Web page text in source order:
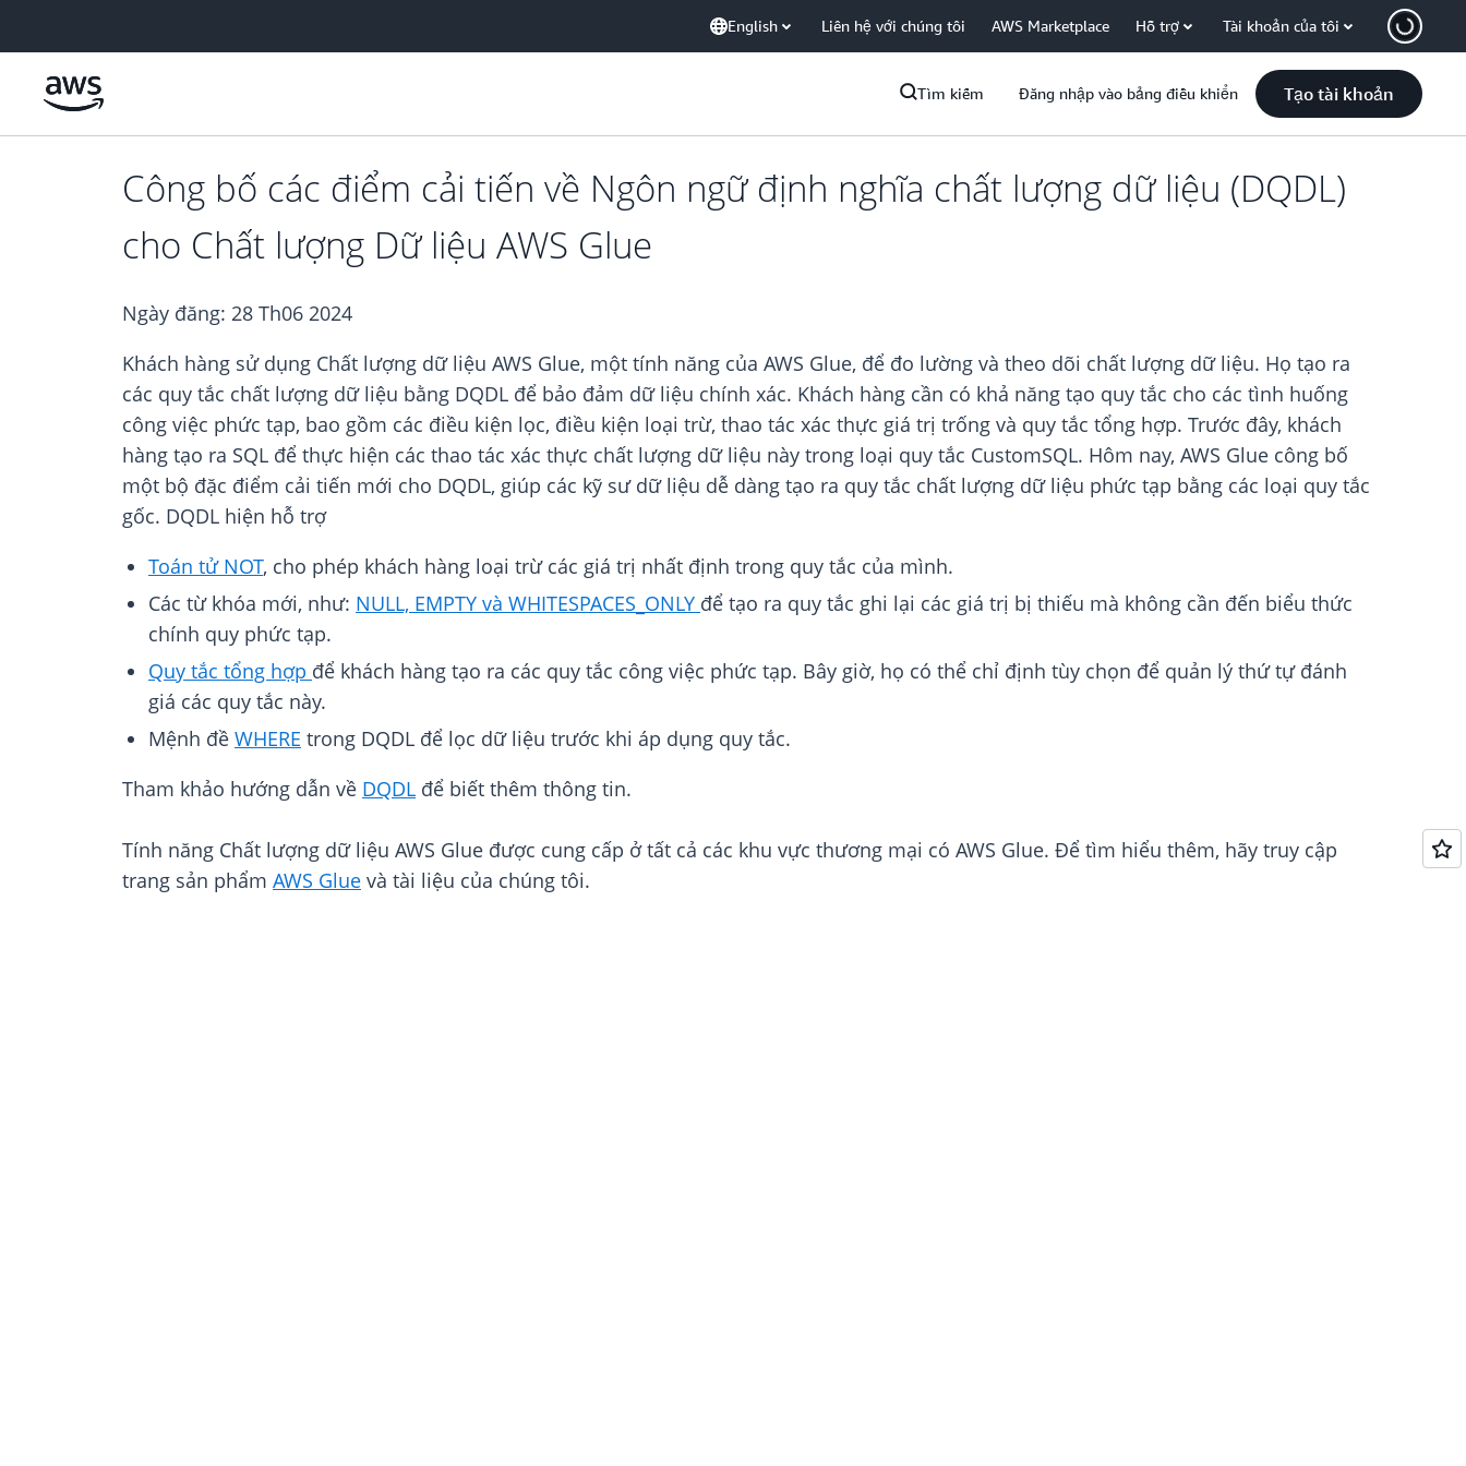
English Liên hệ với chúng tôi AWS Marketplace Hỗ trợ Tài khoản của tôi
Tìm kiếm Đăng nhập vào bảng điều khiển Tạo tài khoản
Công bố các điểm cải tiến về Ngôn ngữ định nghĩa chất lượng dữ liệu (DQDL)
cho Chất lượng Dữ liệu AWS Glue
Ngày đăng: 28 Th06 2024
Khách hàng sử dụng Chất lượng dữ liệu AWS Glue, một tính năng của AWS Glue, để đo lường và theo dõi chất lượng dữ liệu. Họ tạo ra
các quy tắc chất lượng dữ liệu bằng DQDL để bảo đảm dữ liệu chính xác. Khách hàng cần có khả năng tạo quy tắc cho các tình huống
công việc phức tạp, bao gồm các điều kiện lọc, điều kiện loại trừ, thao tác xác thực giá trị trống và quy tắc tổng hợp. Trước đây, khách
hàng tạo ra SQL để thực hiện các thao tác xác thực chất lượng dữ liệu này trong loại quy tắc CustomSQL. Hôm nay, AWS Glue công bố
một bộ đặc điểm cải tiến mới cho DQDL, giúp các kỹ sư dữ liệu dễ dàng tạo ra quy tắc chất lượng dữ liệu phức tạp bằng các loại quy tắc
gốc. DQDL hiện hỗ trợ
Toán tử NOT, cho phép khách hàng loại trừ các giá trị nhất định trong quy tắc của mình.
Các từ khóa mới, như: NULL, EMPTY và WHITESPACES_ONLY để tạo ra quy tắc ghi lại các giá trị bị thiếu mà không cần đến biểu thức
chính quy phức tạp.
Quy tắc tổng hợp để khách hàng tạo ra các quy tắc công việc phức tạp. Bây giờ, họ có thể chỉ định tùy chọn để quản lý thứ tự đánh
giá các quy tắc này.
Mệnh đề WHERE trong DQDL để lọc dữ liệu trước khi áp dụng quy tắc.
Tham khảo hướng dẫn về DQDL để biết thêm thông tin.
Tính năng Chất lượng dữ liệu AWS Glue được cung cấp ở tất cả các khu vực thương mại có AWS Glue. Để tìm hiểu thêm, hãy truy cập
trang sản phẩm AWS Glue và tài liệu của chúng tôi.